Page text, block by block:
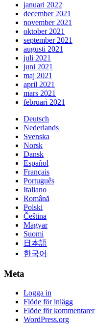
januari 2022
december 2021
november 2021
oktober 2021
september 2021
augusti 2021
juli 2021
juni 2021
maj 2021
april 2021
mars 2021
februari 2021
Deutsch
Nederlands
Svenska
Norsk
Dansk
Español
Français
Português
Italiano
Română
Polski
Čeština
Magyar
Suomi
日本語
한국어
Meta
Logga in
Flöde för inlägg
Flöde för kommentarer
WordPress.org